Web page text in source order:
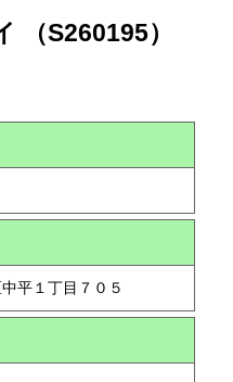
（S260195）
平１丁目７０５